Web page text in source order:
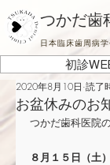
日本臨床歯周病
つかだ歯
初診
お盆休みのお
2020年8月10日 読了
つかだ歯科医院
８月１５日（土